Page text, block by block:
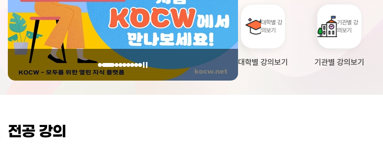
대학별 강
의보기
대학별 강의보기
기관별 강
의보기
기관별 강의보기
전공 강의